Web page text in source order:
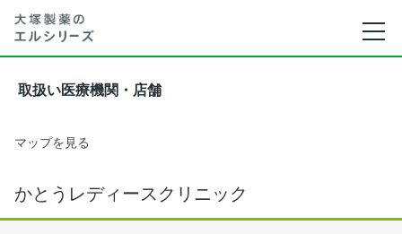
取扱い医療機関・店舗
マップを見る
かとうレディースクリニック